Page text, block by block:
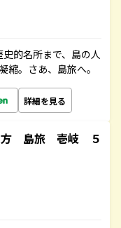
的名所まで、島の人
縮。さあ、島旅へ。
詳細を見る
方 島旅 壱岐 ５